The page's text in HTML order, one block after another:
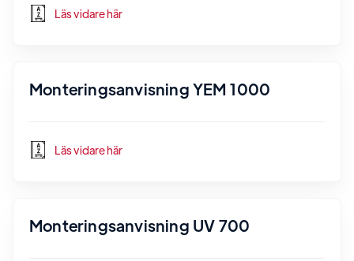
Läs vidare här
Monteringsanvisning YEM 1000
Läs vidare här
Monteringsanvisning UV 700